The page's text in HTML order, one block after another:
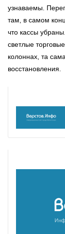
узнаваемы.
там, в самом
что кассы
светлые
колоннах, та
восстановления.